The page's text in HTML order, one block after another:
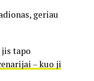
geriau
tapo
– kuo ji